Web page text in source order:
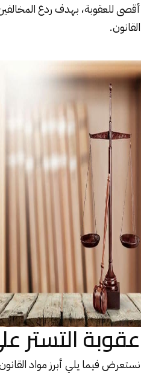
أقصى للعقوبة، بهدف ردع
القانون.
عقوبة التستر
نستعرض فيما يلي أبرز مواد